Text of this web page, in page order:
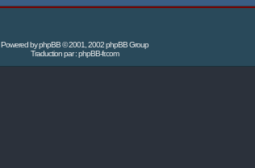
Powered byphpBB© 2001, 2002 phpBB Group
Traduction par :phpBB-fr.com